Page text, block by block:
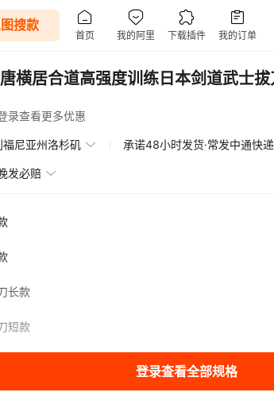
横居合道高强度训练日本剑道武士
录查看更多优惠
福尼亚州洛杉矶 承诺48小时发货·常发中通快递
发必赔
长款
短款
登录查看全部规格